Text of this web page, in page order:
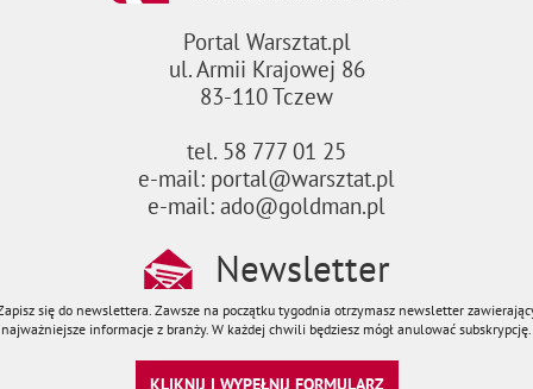
Portal Warsztat.pl
ul. Armii Krajowej 86
83-110 Tczew
tel. 58 777 01 25
e-mail: portal@warsztat.pl
e-mail: ado@goldman.pl
Newsletter
się do newslettera. Zawsze na początku tygodnia otrzymasz newsletter
najważniejsze informacje z branży. W każdej chwili będziesz mógł anulować subskrypcję.
KLIKNIJ I WYPEŁNIJ FORMULARZ